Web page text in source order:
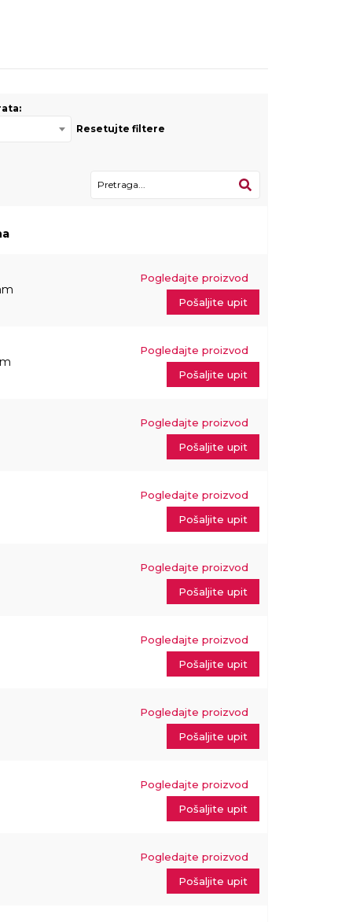
Resetujte filtere
Pogledajte proizvod
Pošaljite upit
Pogledajte proizvod
Pošaljite upit
Pogledajte proizvod
Pošaljite upit
Pogledajte proizvod
Pošaljite upit
Pogledajte proizvod
Pošaljite upit
Pogledajte proizvod
Pošaljite upit
Pogledajte proizvod
Pošaljite upit
Pogledajte proizvod
Pošaljite upit
Pogledajte proizvod
Pošaljite upit